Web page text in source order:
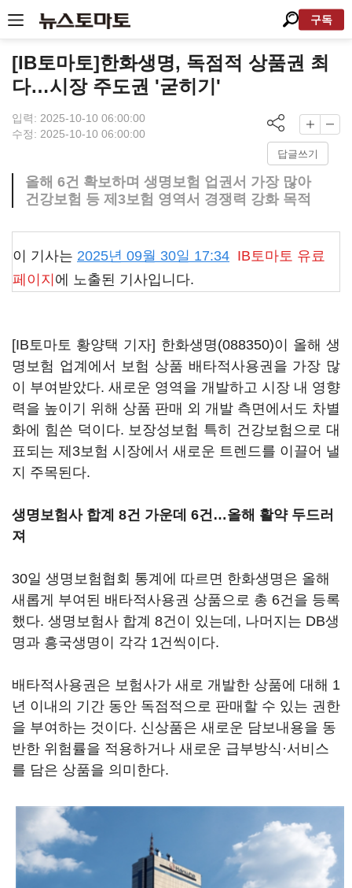
구독
[IB토마토]한화생명, 독점적 상품권 최
다…시장 주도권 '굳히기'
입력: 2025-10-10 06:00:00
수정: 2025-10-10 06:00:00
답글쓰기
올해 6건 확보하며 생명보험 업권서 가장 많아
건강보험 등 제3보험 영역서 경쟁력 강화 목적
이 기사는 2025년 09월 30일 17:34 IB토마토 유료
페이지 에 노출된 기사입니다.
[IB토마토 황양택 기자] 한화생명(088350)이 올해 생
명보험 업계에서 보험 상품 배타적사용권을 가장 많
이 부여받았다. 새로운 영역을 개발하고 시장 내 영향
력을 높이기 위해 상품 판매 외 개발 측면에서도 차별
화에 힘쓴 덕이다. 보장성보험 특히 건강보험으로 대
표되는 제3보험 시장에서 새로운 트렌드를 이끌어 낼
지 주목된다.
생명보험사 합계 8건 가운데 6건…올해 활약 두드러
져
30일 생명보험협회 통계에 따르면 한화생명은 올해
새롭게 부여된 배타적사용권 상품으로 총 6건을 등록
했다. 생명보험사 합계 8건이 있는데, 나머지는 DB생
명과 흥국생명이 각각 1건씩이다.
배타적사용권은 보험사가 새로 개발한 상품에 대해 1
년 이내의 기간 동안 독점적으로 판매할 수 있는 권한
을 부여하는 것이다. 신상품은 새로운 담보내용을 동
반한 위험률을 적용하거나 새로운 급부방식·서비스
를 담은 상품을 의미한다.